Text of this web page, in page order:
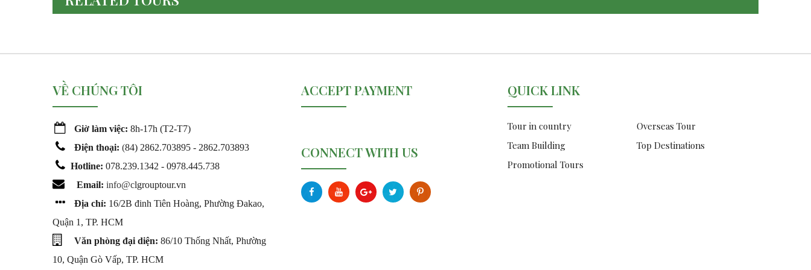
VỀ CHÚNG TÔI
Giờ làm việc: 8h-17h (T2-T7)
Điện thoại: (84) 2862.703895 - 2862.703893
Hotline: 078.239.1342 - 0978.445.738
Email: info@clgrouptour.vn
Địa chỉ: 16/2B đinh Tiên Hoàng, Phường Đakao,
Quận 1, TP. HCM
Văn phòng đại diện: 86/10 Thống Nhất, Phường
10, Quận Gò Vấp, TP. HCM
ACCEPT PAYMENT
CONNECT WITH US
QUICK LINK
Tour in country
Overseas Tour
Team Building
Top Destinations
Promotional Tours